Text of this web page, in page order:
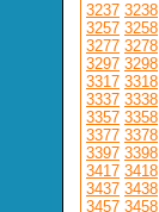
3237 3238
3257 3258
3277 3278
3297 3298
3317 3318
3337 3338
3357 3358
3377 3378
3397 3398
3417 3418
3437 3438
3457 3458